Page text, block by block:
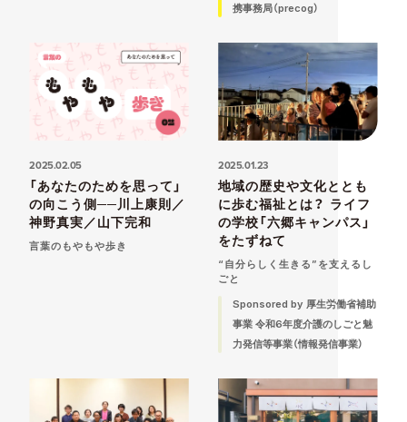
携事務局（precog）
2025.02.05
「あなたのためを思って」
の向こう側──川上康則／
神野真実／山下完和
言葉のもやもや歩き
2025.01.23
地域の歴史や文化ととも
に歩む福祉とは？ ライフ
の学校「六郷キャンパス」
をたずねて
“自分らしく生きる”を支えるし
ごと
Sponsored by 厚生労働省補助
事業 令和6年度介護のしごと魅
力発信等事業（情報発信事業）